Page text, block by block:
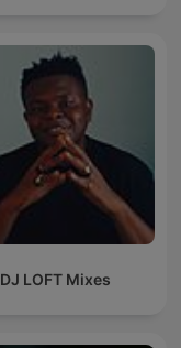
DJ LOFT Mixes